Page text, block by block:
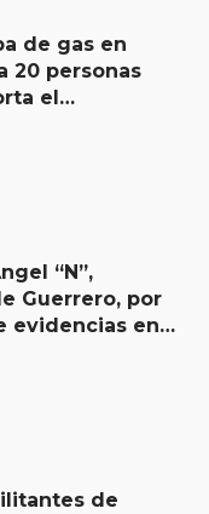
de gas en
20 personas
el
“N”,
Guerrero, por
evidencias en
de